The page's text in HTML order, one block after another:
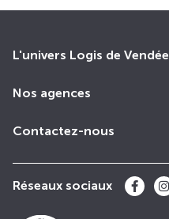
L'univers Logis de Vendée
Nos agences
Contactez-nous
Réseaux sociaux